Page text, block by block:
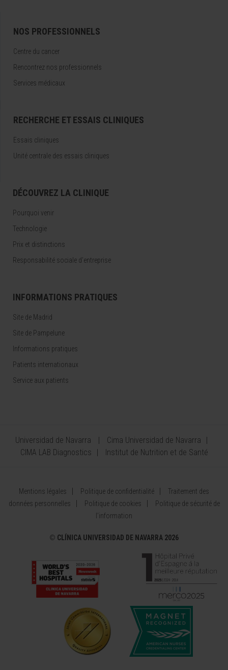
NOS PROFESSIONNELS
Centre du cancer
Rencontrez nos professionnels
Services médicaux
RECHERCHE ET ESSAIS CLINIQUES
Essais cliniques
Unité centrale des essais cliniques
DÉCOUVREZ LA CLINIQUE
Pourquoi venir
Technologie
Prix et distinctions
Responsabilité sociale d'entreprise
INFORMATIONS PRATIQUES
Site de Madrid
Site de Pampelune
Informations pratiques
Patients internationaux
Service aux patients
Universidad de Navarra
Cima Universidad de Navarra
CIMA LAB Diagnostics
Institut de Nutrition et de Santé
Mentions légales Politique de confidentialité
Traitement des
données personnelles
Politique de cookies
Politique de sécurité de
l’information
© CLÍNICA UNIVERSIDAD DE NAVARRA 2026